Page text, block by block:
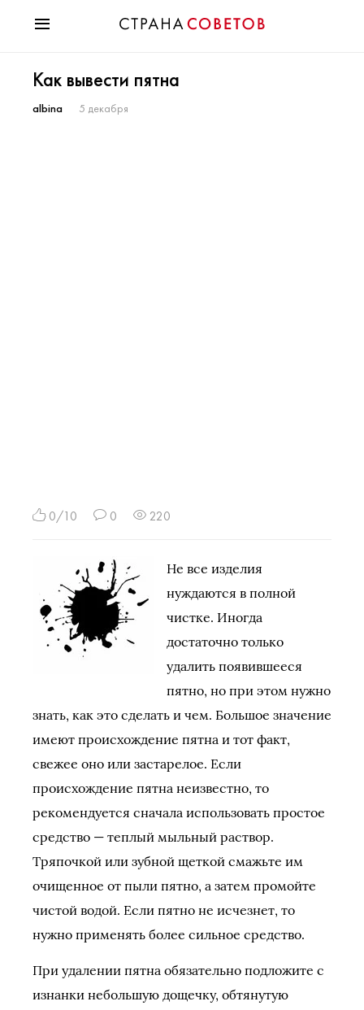
Мода
Звезды
Как вывести пятна
albina 5 декабря
0/10 0 220
Не все изделия
нуждаются в полной
чистке. Иногда
достаточно только
удалить появившееся
пятно, но при этом нужно
знать, как это сделать и чем. Большое значение
имеют происхождение пятна и тот факт,
свежее оно или застарелое. Если
происхождение пятна неизвестно, то
рекомендуется сначала использовать простое
средство — теплый мыльный раствор.
Тряпочкой или зубной щеткой смажьте им
очищенное от пыли пятно, а затем промойте
чистой водой. Если пятно не исчезнет, то
нужно применять более сильное средство.
При удалении пятна обязательно подложите с
изнанки небольшую дощечку, обтянутую